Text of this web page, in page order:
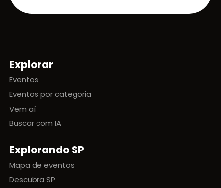
Mapa do site
Explorar
Eventos
Eventos por categoria
Vem aí
Buscar com IA
Explorando SP
Mapa de eventos
Descubra SP